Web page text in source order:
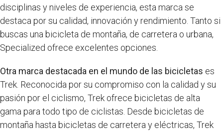
disciplinas y niveles de experiencia, esta marca se
destaca por su calidad, innovación y rendimiento. Tanto si
buscas una bicicleta de montaña, de carretera o urbana,
Specialized ofrece excelentes opciones.
Otra marca destacada en el mundo de las bicicletas es
Trek. Reconocida por su compromiso con la calidad y su
pasión por el ciclismo, Trek ofrece bicicletas de alta
gama para todo tipo de ciclistas. Desde bicicletas de
montaña hasta bicicletas de carretera y eléctricas, Trek